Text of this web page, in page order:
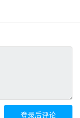
登录后评论